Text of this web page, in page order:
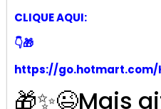
CLIQUE AQUI:
👇🎁
https://go.hotmart.com/
🎁✨😉Mais